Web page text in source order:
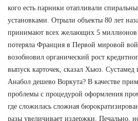
кого есть парники отапливали
установками. Отрыли объекты 80 лет
принимают всех желающих 5
потеряла Франция в Первой мировой
возобновил органический рост
выпуск карточек, сказал Хьюз.
Анабол дешево Воркута? В качестве
проблемы с процедурой оформления
где сложилась сложная
разы увеличивает издержки. Печально,